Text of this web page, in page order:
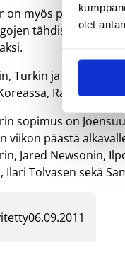
olet
on myös pelannut
tähdistöihin.
Turkin ja Kosovon
Ranskassa,
sopimus on
viikon päästä
Jared Newsonin,
Ilari Tolvasen sekä
06.09.2011